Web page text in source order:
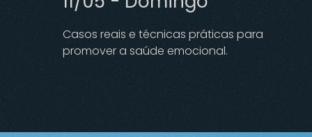
Casos reais e técnicas práticas para
promover a saúde emocional.